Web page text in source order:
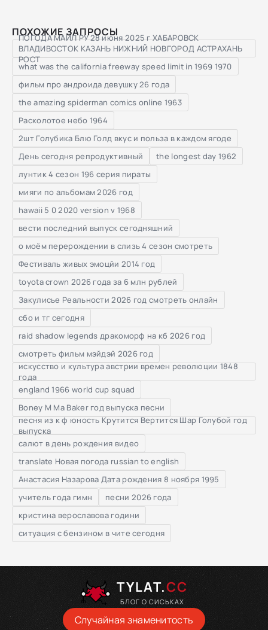
ПОХОЖИЕ ЗАПРОСЫ
ПОГОДА МАЙЛ РУ 28 июня 2025 г ХАБАРОВСК
ВЛАДИВОСТОК КАЗАНЬ НИЖНИЙ НОВГОРОД АСТРАХАНЬ
РОСТ
what was the california freeway speed limit in 1969 1970
фильм про андроида девушку 26 года
the amazing spiderman comics online 1963
Расколотое небо 1964
2шт Голубика Блю Голд вкус и польза в каждом ягоде
День сегодня репродуктивный
the longest day 1962
лунтик 4 сезон 196 серия пираты
мияги по альбомам 2026 год
hawaii 5 0 2020 version v 1968
вести последний выпуск сегодняшний
о моём перерождении в слизь 4 сезон смотреть
Фестиваль живых эмоцйи 2014 год
toyota crown 2026 года за 6 млн рублей
Закулисье Реальности 2026 год смотреть онлайн
сбо и тг сегодня
raid shadow legends дракоморф на кб 2026 год
смотреть фильм мэйдэй 2026 год
искусство и культура австрии времен революции 1848
года
england 1966 world cup squad
Boney M Ma Baker год выпуска песни
песня из к ф юность Крутится Вертится Шар Голубой год
выпуска
салют в день рождения видео
translate Новая погода russian to english
Анастасия Назарова Дата рождения 8 ноября 1995
учитель года гимн
песни 2026 года
кристина верославова години
ситуация с бензином в чите сегодня
TYLAT.CC
БЛОГ О СИСЬКАХ
Случайная знаменитость